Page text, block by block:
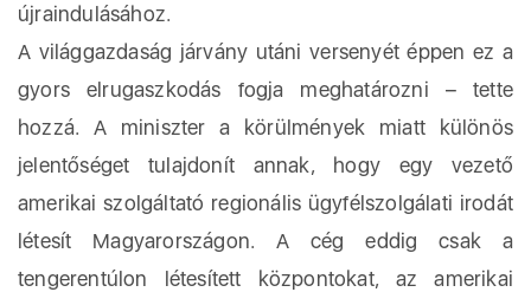
újraindulásához.
A világgazdaság járvány utáni versenyét éppen ez a
gyors elrugaszkodás fogja meghatározni – tette
hozzá. A miniszter a körülmények miatt különös
jelentőséget tulajdonít annak, hogy egy vezető
amerikai szolgáltató regionális ügyfélszolgálati irodát
létesít Magyarországon. A cég eddig csak a
tengerentúlon létesített központokat, az amerikai